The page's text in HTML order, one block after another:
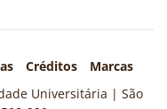
Créditos
Marcas
Universitária | São